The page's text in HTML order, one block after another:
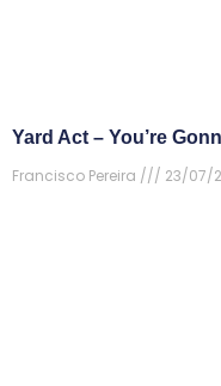
Yard Act – You’re
Francisco Pereira
23/07/